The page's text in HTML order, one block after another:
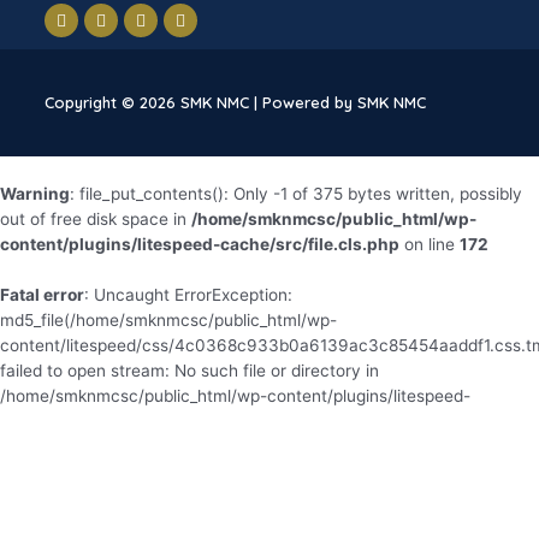
Peningkatan kualitas dan kuantitas sarana-prana
disesuaikan dengan kebutuhan perkembangan
Copyright © 2026 SMK NMC | Powered by SMK NMC
Warning: file_put_contents(): Only -1 of 375 bytes written, possibly
out of free disk space in /home/smknmcsc/public_html/wp-
content/plugins/litespeed-cache/src/file.cls.php on line 172
Fatal error: Uncaught ErrorException:
md5_file(/home/smknmcsc/public_html/wp-
content/litespeed/css/
failed to open stream: No such file or directory in
/home/smknmcsc/public_html/wp-content/plugins/litespeed-